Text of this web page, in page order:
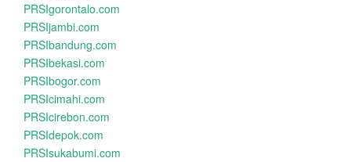
PRSIgorontalo.com
PRSIjambi.com
PRSIbandung.com
PRSIbekasi.com
PRSIbogor.com
PRSIcimahi.com
PRSIcirebon.com
PRSIdepok.com
PRSIsukabumi.com